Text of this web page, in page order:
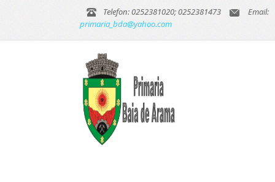
Telefon: 0252381020; 0252381473
Email:
primaria_bda@yahoo.com